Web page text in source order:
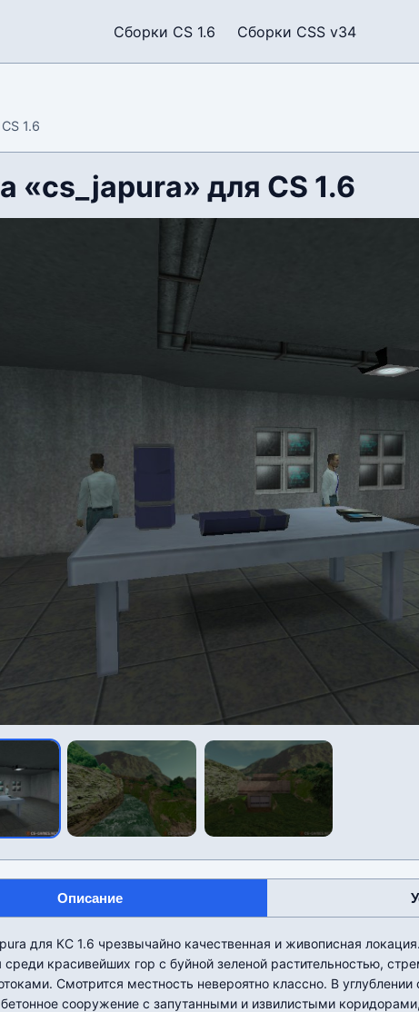
Сборки CS 1.6 Сборки CSS v34
1.6
«cs_japura» для CS 1.6
Описание
для КС 1.6 чрезвычайно качественная и живописная
среди красивейших гор с буйной зеленой растительностью,
Смотрится местность невероятно классно. В углублении
сооружение с запутанными и извилистыми